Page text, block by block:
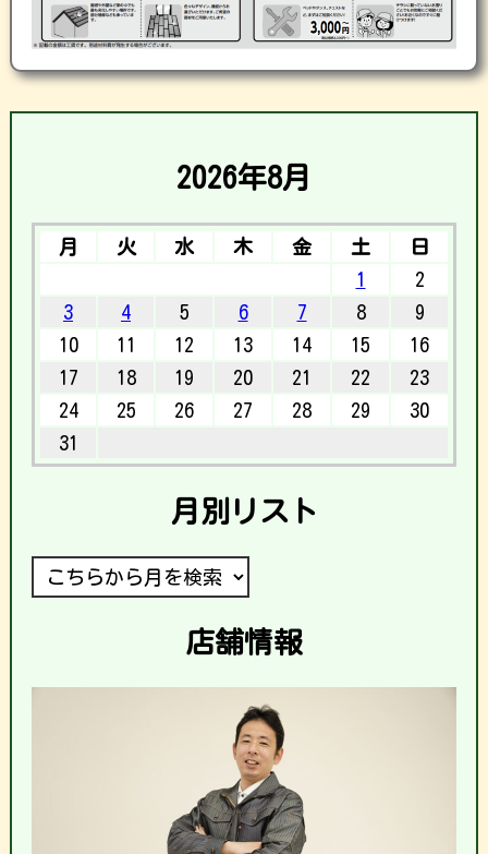
2026年8月
月 火 水 木 金 土
日
1
2
3
4 5 6 7 8
9
10
11 12 13 14 15
16
17
18 19 20 21 22
23
24
25 26 27 28 29
30
31
月別リスト
店舗情報